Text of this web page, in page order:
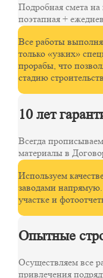
Подробная смета
поэтапная +
Все работы
только «узких»
прорабы, что
стадию
10 лет
Всегда
материалы в
Используем
заводами
участке и
Опытные
Осуществляем все
привлечения